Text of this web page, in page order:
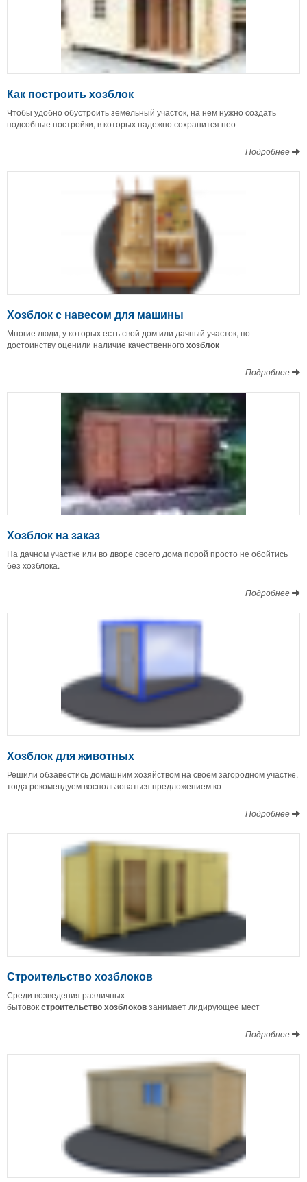
Как построить хозблок
Чтобы удобно обустроить земельный участок, на нем нужно создать
подсобные постройки, в которых надежно сохранится нео
Подробнее
Хозблок с навесом для машины
Многие люди, у которых есть свой дом или дачный участок, по
достоинству оценили наличие качественногохозблок
Подробнее
Хозблок на заказ
На дачном участке или во дворе своего дома порой просто не обойтись
без хозблока.
Подробнее
Хозблок для животных
Решили обзавестись домашним хозяйством на своем загородном участке,
тогда рекомендуем воспользоваться предложением ко
Подробнее
Строительство хозблоков
Среди возведения различных
бытовокстроительствохозблоковзанимает лидирующее мест
Подробнее